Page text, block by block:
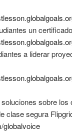
un
a liderar
sobre los
clase segura
globalvoice